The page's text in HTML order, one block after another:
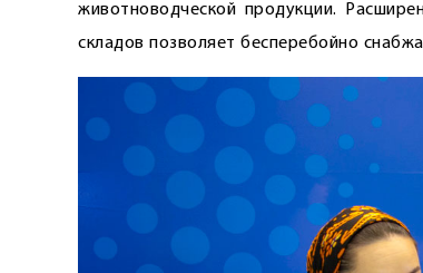
животноводческой продукции.
складов позволяет бесперебойно